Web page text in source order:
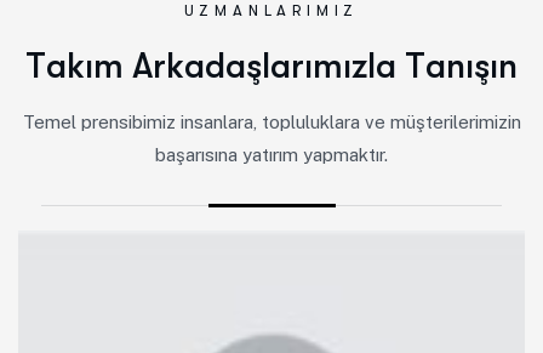
UZMANLARIMIZ
Takım Arkadaşlarımızla Tanışın
Temel prensibimiz insanlara, topluluklara ve müşterilerimizin
başarısına yatırım yapmaktır.